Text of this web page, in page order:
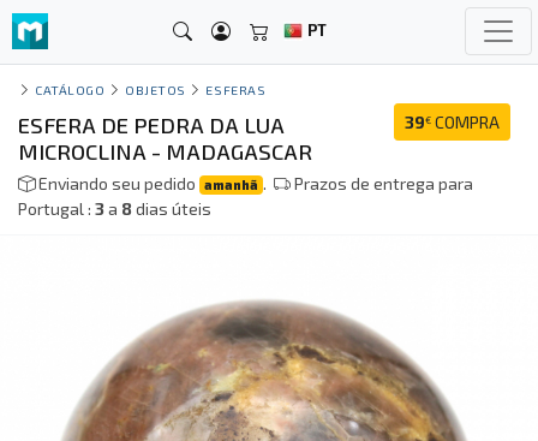
PT
CATÁLOGO OBJETOS ESFERAS
39€ COMPRA
ESFERA DE PEDRA DA LUA
MICROCLINA - MADAGASCAR
Enviando seu pedido amanhã .
Prazos de entrega para
Portugal : 3a 8dias úteis